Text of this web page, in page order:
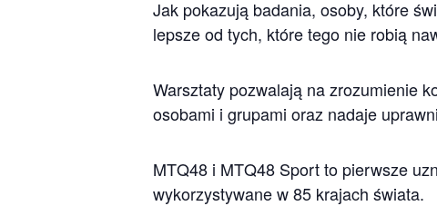
Jak pokazują badania, osoby, które
lepsze od tych, które tego nie robią
Warsztaty pozwalają na zrozumienie
osobami i grupami oraz nadaje
MTQ48 i MTQ48 Sport to pierwsze
wykorzystywane w 85 krajach świata.